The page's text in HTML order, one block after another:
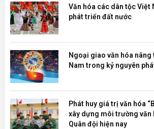
Văn hóa các dân tộc Việt
phát triển đất nước
Ngoại giao văn hóa
Nam trong kỷ nguyên
Phát huy giá trị văn hóa
xây dựng môi trường văn
Quân đội hiện nay